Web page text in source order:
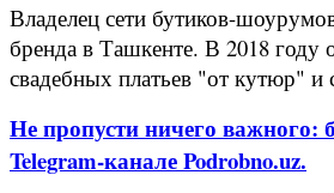
Владелец сети бутиков-
бренда в Ташкенте. В 2018
свадебных платьев "от кутюр" и
Не пропусти ничего важного:
Telegram-канале Podrobno.uz.